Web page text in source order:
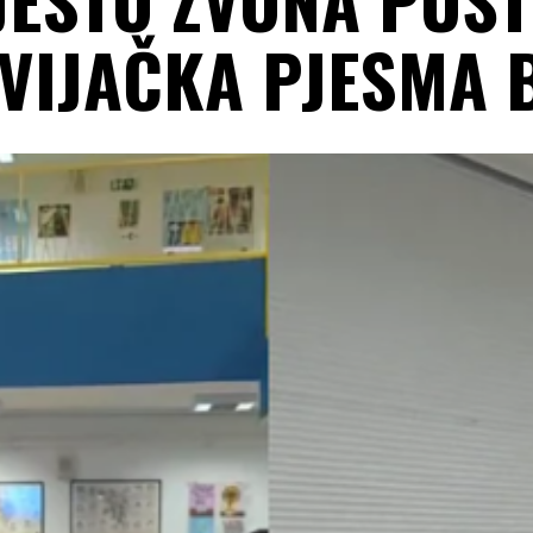
PJESMA